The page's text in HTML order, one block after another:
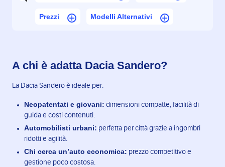
Prezzi Modelli Alternativi
A chi è adatta Dacia Sandero?
La Dacia Sandero è ideale per:
Neopatentati e giovani: dimensioni compatte, facilità di
guida e costi contenuti.
Automobilisti urbani: perfetta per città grazie a ingombri
ridotti e agilità.
Chi cerca un’auto economica: prezzo competitivo e
gestione poco costosa.